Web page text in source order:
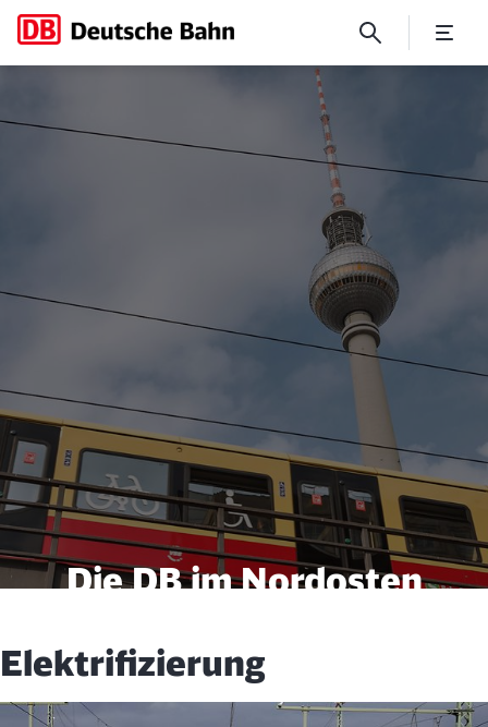
Elektrifizierung
Die DB im Nordosten
Wissenswertes aus der Region
Elektrifizierung